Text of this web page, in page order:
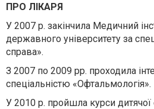
ПРО ЛІКАРЯ
У 2007 р. закінчила Медичний
державного університету за
справа».
З 2007 по 2009 рр. проходила
спеціальністю «Офтальмологія».
У 2010 р. пройшла курси дитячої